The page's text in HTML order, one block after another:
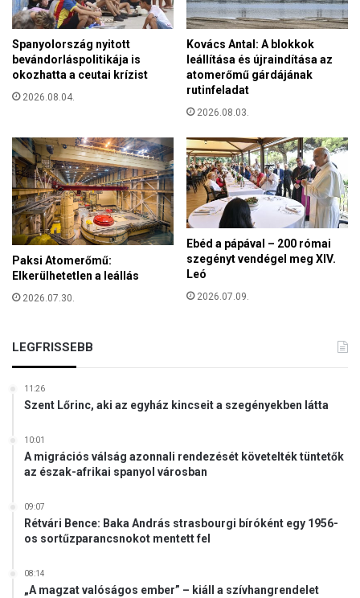
é
s
t
,
n
á
n
k
m
o
s
t
e
z
d
i
k
Spanyolország nyitott
bevándorláspolitikája is
okozhatta a ceutai krízist
2026.08.04.
Kovács Antal: A blokkok
leállítása és újraindítása az
atomerőmű gárdájának
rutinfeladat
2026.08.03.
Paksi Atomerőmű:
Elkerülhetetlen a leállás
2026.07.30.
Ebéd a pápával – 200 római
szegényt vendégel meg XIV.
Leó
2026.07.09.
LEGFRISSEBB
11:26
Szent Lőrinc, aki az egyház kincseit a szegényekben látta
10:01
A migrációs válság azonnali rendezését követelték tüntetők
az észak-afrikai spanyol városban
09:07
Rétvári Bence: Baka András strasbourgi bíróként egy 1956-
os sortűzparancsnokot mentett fel
08:14
„A magzat valóságos ember” – kiáll a szívhangrendelet